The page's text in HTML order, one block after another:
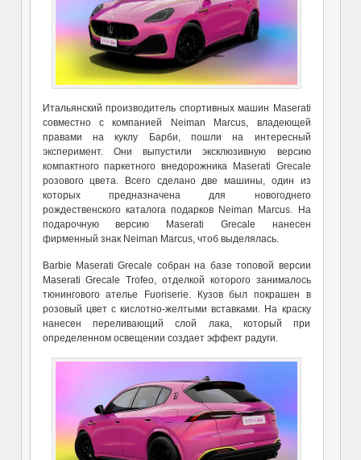
Итальянский производитель спортивных машин Maserati
совместно с компанией Neiman Marcus, владеющей
правами на куклу Барби, пошли на интересный
эксперимент. Они выпустили эксклюзивную версию
компактного паркетного внедорожника Maserati Grecale
розового цвета. Всего сделано две машины, один из
которых предназначена для новогоднего
рождественского каталога подарков Neiman Marcus. На
подарочную версию Maserati Grecale нанесен
фирменный знак Neiman Marcus, чтоб выделялась.
Barbie Maserati Grecale собран на базе топовой версии
Maserati Grecale Trofeo, отделкой которого занималось
тюнингового ателье Fuoriserie. Кузов был покрашен в
розовый цвет с кислотно-желтыми вставками. На краску
нанесен переливающий слой лака, который при
определенном освещении создает эффект радуги.